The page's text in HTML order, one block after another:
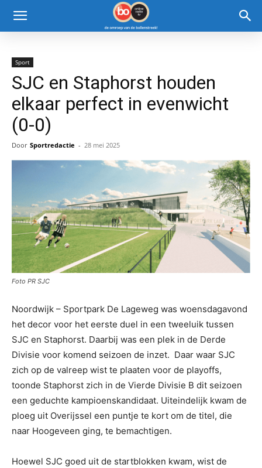
Sport
SJC en Staphorst houden
elkaar perfect in evenwicht
(0-0)
Door Sportredactie - 28 mei 2025
Foto PR SJC
Noordwijk – Sportpark De Lageweg was woensdagavond
het decor voor het eerste duel in een tweeluik tussen
SJC en Staphorst. Daarbij was een plek in de Derde
Divisie voor komend seizoen de inzet. Daar waar SJC
zich op de valreep wist te plaaten voor de playoffs,
toonde Staphorst zich in de Vierde Divisie B dit seizoen
een geduchte kampioenskandidaat. Uiteindelijk kwam de
ploeg uit Overijssel een puntje te kort om de titel, die
naar Hoogeveen ging, te bemachtigen.
Hoewel SJC goed uit de startblokken kwam, wist de